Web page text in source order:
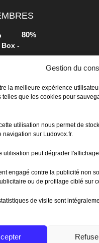
Gestion du
la meilleure expérience
telles que les cookies pour
utilisation nous permet de
navigation sur Ludovox.fr.
utilisation peut dégrader
engagé contre la publicité non
ou de profilage ciblé sur
de visite sont
-
80%
-
70%